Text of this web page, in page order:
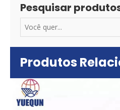
Pesquisar
Produtos